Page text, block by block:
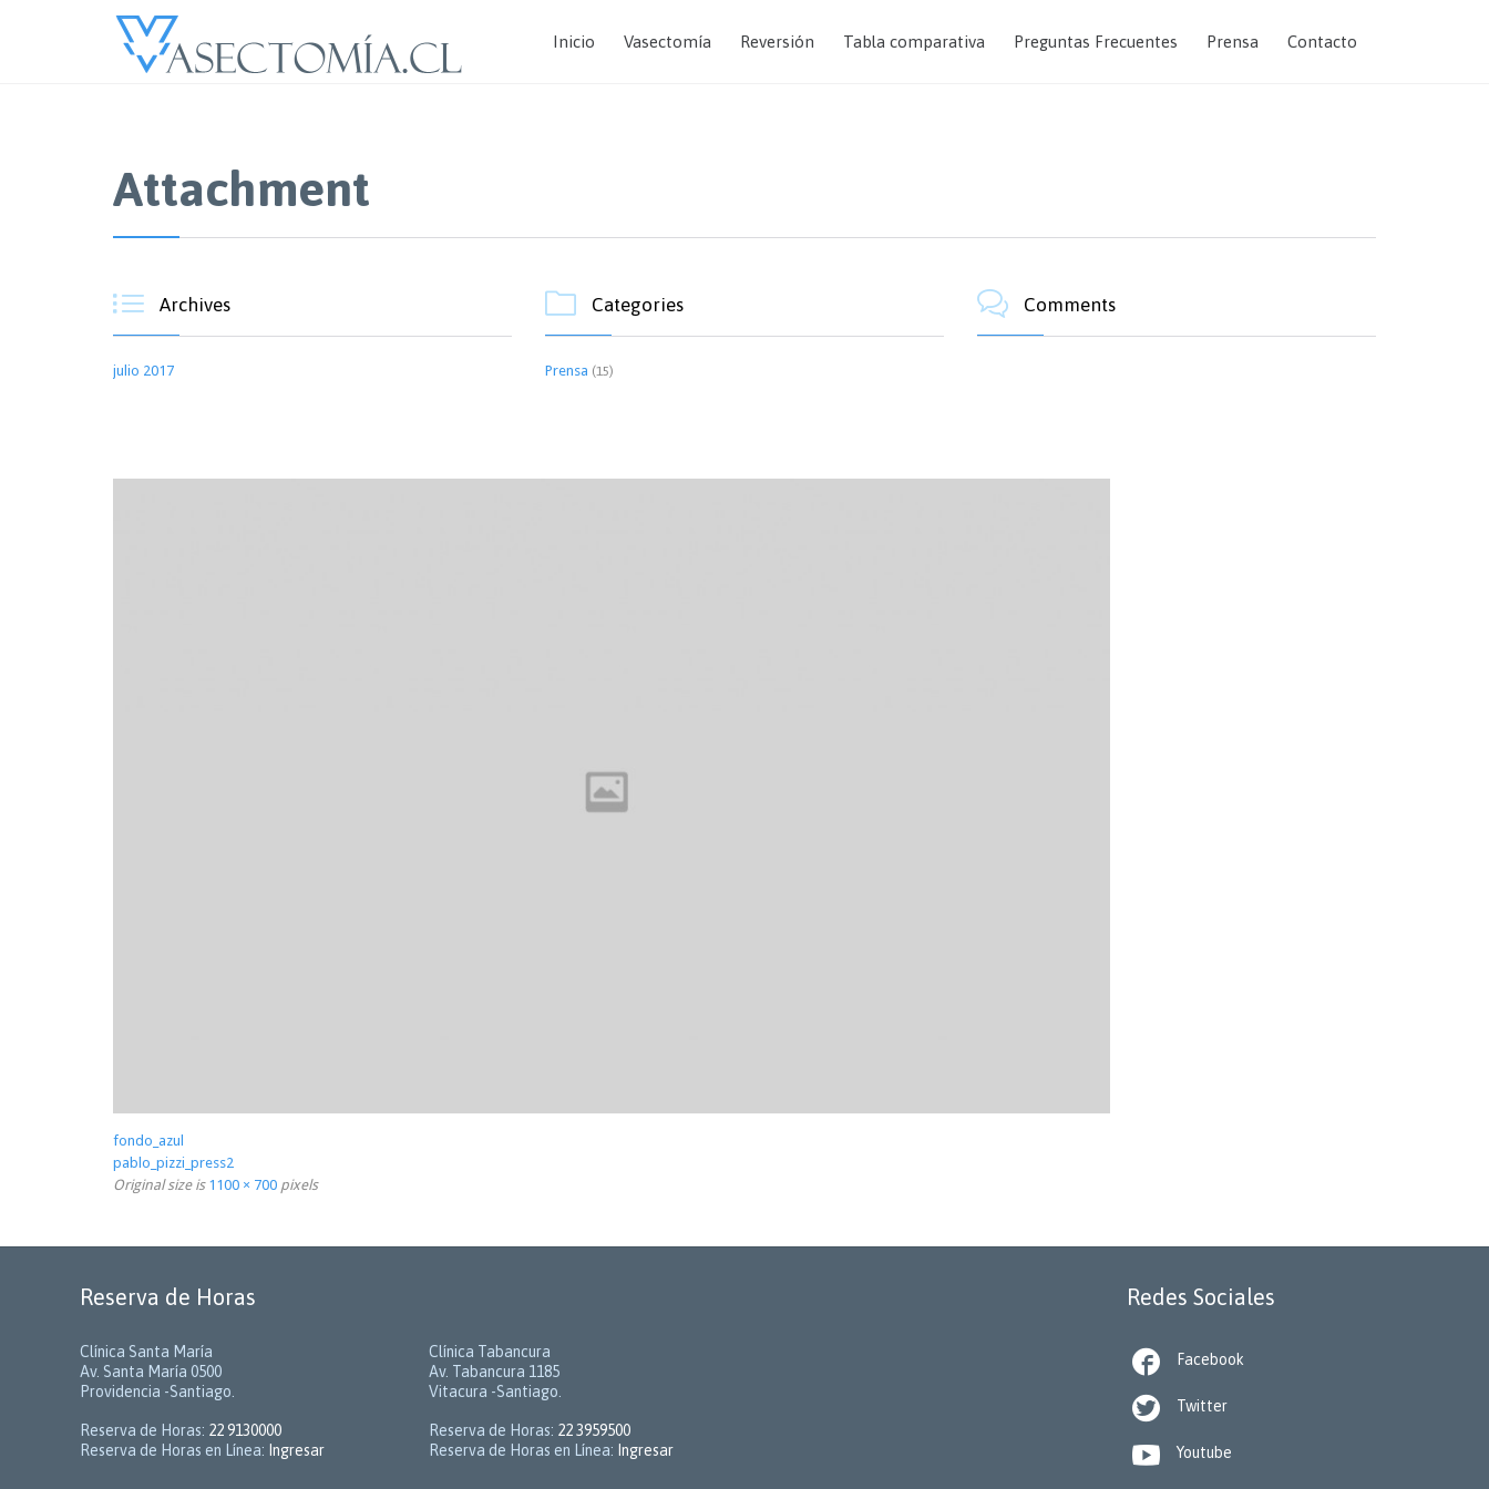
Inicio Vasectomía Reversión Tabla comparativa Preguntas Frecuentes Prensa Contacto
Attachment
 Archives
julio 2017
 Categories
Prensa (15)
 Comments
fondo_azul
pablo_pizzi_press2
Original size is 1100 × 700 pixels
Reserva de Horas
Clínica Santa María
Av. Santa María 0500
Providencia -Santiago.
Reserva de Horas: 22 9130000
Reserva de Horas en Línea: Ingresar
Clínica Tabancura
Av. Tabancura 1185
Vitacura -Santiago.
Reserva de Horas: 22 3959500
Reserva de Horas en Línea: Ingresar
Redes Sociales
 Facebook
 Twitter
 Youtube